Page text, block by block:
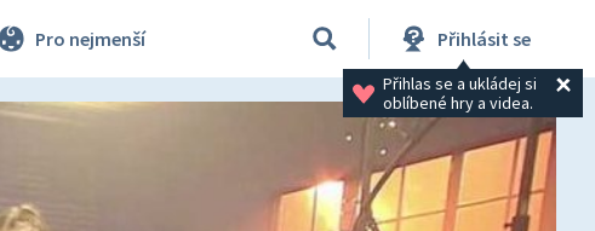
Pro nejmenší Přihlásit se
Přihlas se a ukládej si
oblíbené hry a videa.